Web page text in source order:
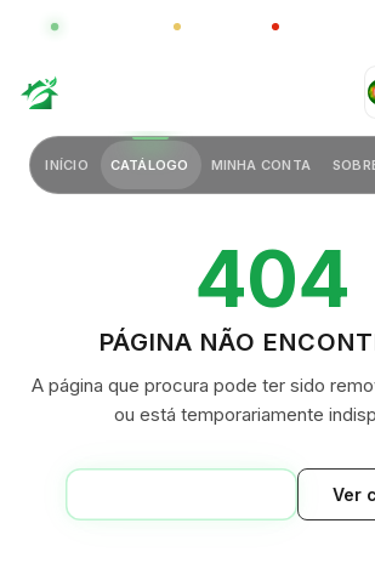
GLOBAL CHINA
INÍCIO CATÁLOGO MINHA CONTA
404
PÁGINA NÃO
A página que procura pode ter sido
ou está temporariamente
Ver